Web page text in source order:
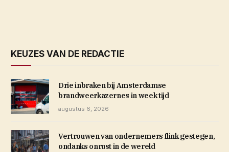
KEUZES VAN DE REDACTIE
Drie inbraken bij Amsterdamse
brandweerkazernes in week tijd
augustus 6, 2026
Vertrouwen van ondernemers flink gestegen,
ondanks onrust in de wereld